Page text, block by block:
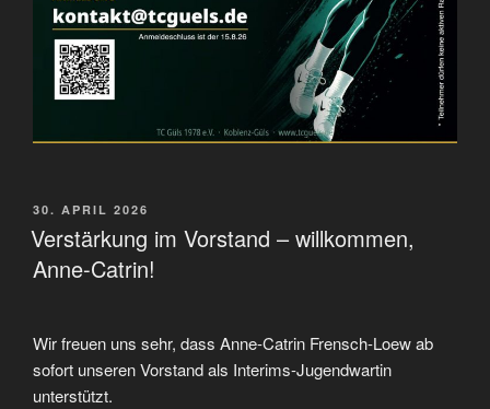
VERÖFFENTLICHT
AM
30. APRIL 2026
Verstärkung im Vorstand – willkommen,
Anne-Catrin!
Wir freuen uns sehr, dass Anne-Catrin Frensch-Loew ab
sofort unseren Vorstand als Interims-Jugendwartin
unterstützt.